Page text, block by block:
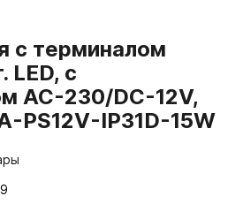
с терминалом
LED, с
AC-230/DC-12V,
PS12V-IP31D-15W